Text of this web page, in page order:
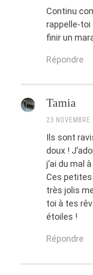
Continu
rappelle-toi
finir un
Répondre
Tamia
23
Ils sont
doux !
j’ai du mal
Ces
très jolis
toi à tes
étoiles !
Répondre